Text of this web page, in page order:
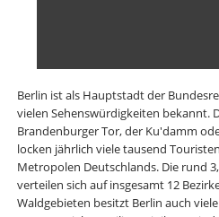
Berlin ist als Hauptstadt der
vielen Sehenswürdigkeiten bekannt.
Brandenburger Tor, der Ku'damm
locken jährlich viele tausend
Metropolen Deutschlands. Die rund
verteilen sich auf insgesamt 12
Waldgebieten besitzt Berlin auch